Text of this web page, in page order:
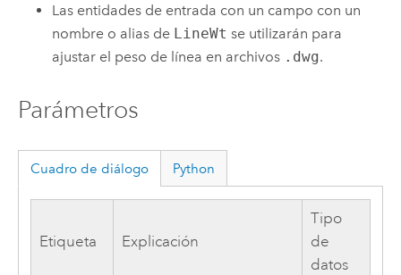
Las entidades de entrada con un campo con un
nombre o alias de LineWt se utilizarán para
ajustar el peso de línea en archivos .dwg.
Parámetros
Cuadro de diálogo Python
Etiqueta Explicación
Tipo
de
datos